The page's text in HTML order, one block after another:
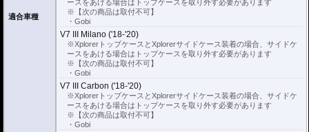
適合車種
ースをあける場合はトップケースを取り外す必要があります
※【次の商品は取付不可】
・Gobi
V7 III Milano ('18-'20)
※XplorerトップケースとXplorerサイドケース装着の場合、サイドケ
ースをあける場合はトップケースを取り外す必要があります
※【次の商品は取付不可】
・Gobi
V7 III Carbon ('18-'20)
※XplorerトップケースとXplorerサイドケース装着の場合、サイドケ
ースをあける場合はトップケースを取り外す必要があります
※【次の商品は取付不可】
・Gobi